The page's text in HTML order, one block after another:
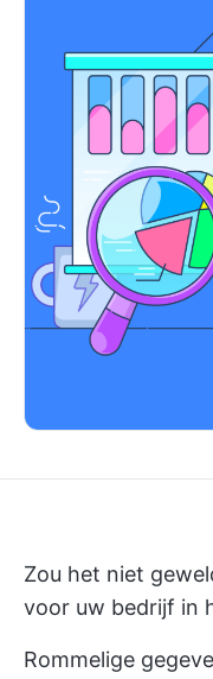
Zou het niet
voor uw bedrijf in
Rommelige